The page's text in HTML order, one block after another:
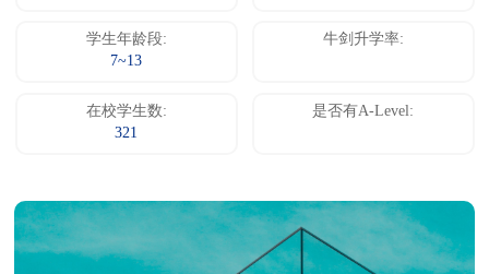
学生年龄段:
7~13
牛剑升学率:
在校学生数:
321
是否有A-Level: